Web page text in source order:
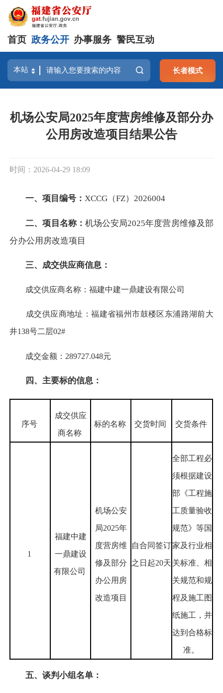
首页 政务公开 办事服务 警民互动
长者模式
机场公安局2025年度营房维修及部分办
公用房改造项目结果公告
时间：2026-04-29 18:09
一、项目编号：XCCG（FZ）2026004
二、项目名称： 机场公安局2025年度营房维修及部
分办公用房改造项目
三、 成交供应商信息 ：
成交供应商名称：福建中建一鼎建设有限公司
成交供应商地址：福建省福州市鼓楼区东浦路湖前大
井138号二层02#
成交金额：289727.048元
四、主要标的信息 ：
序号
成交供应
商名称
标的名称 交货时间 交货条件
1
福建中建
一鼎建设
有限公司
机场公安
局2025年
度营房维
修及部分
办公用房
改造项目
自合同签订
之日起20天
全部工程必
须根据建设
部《工程施
工质量验收
规范》等国
家及行业相
关标准、相
关规范和规
程及施工图
纸施工，并
达到合格标
准。
五、谈判小组名单：